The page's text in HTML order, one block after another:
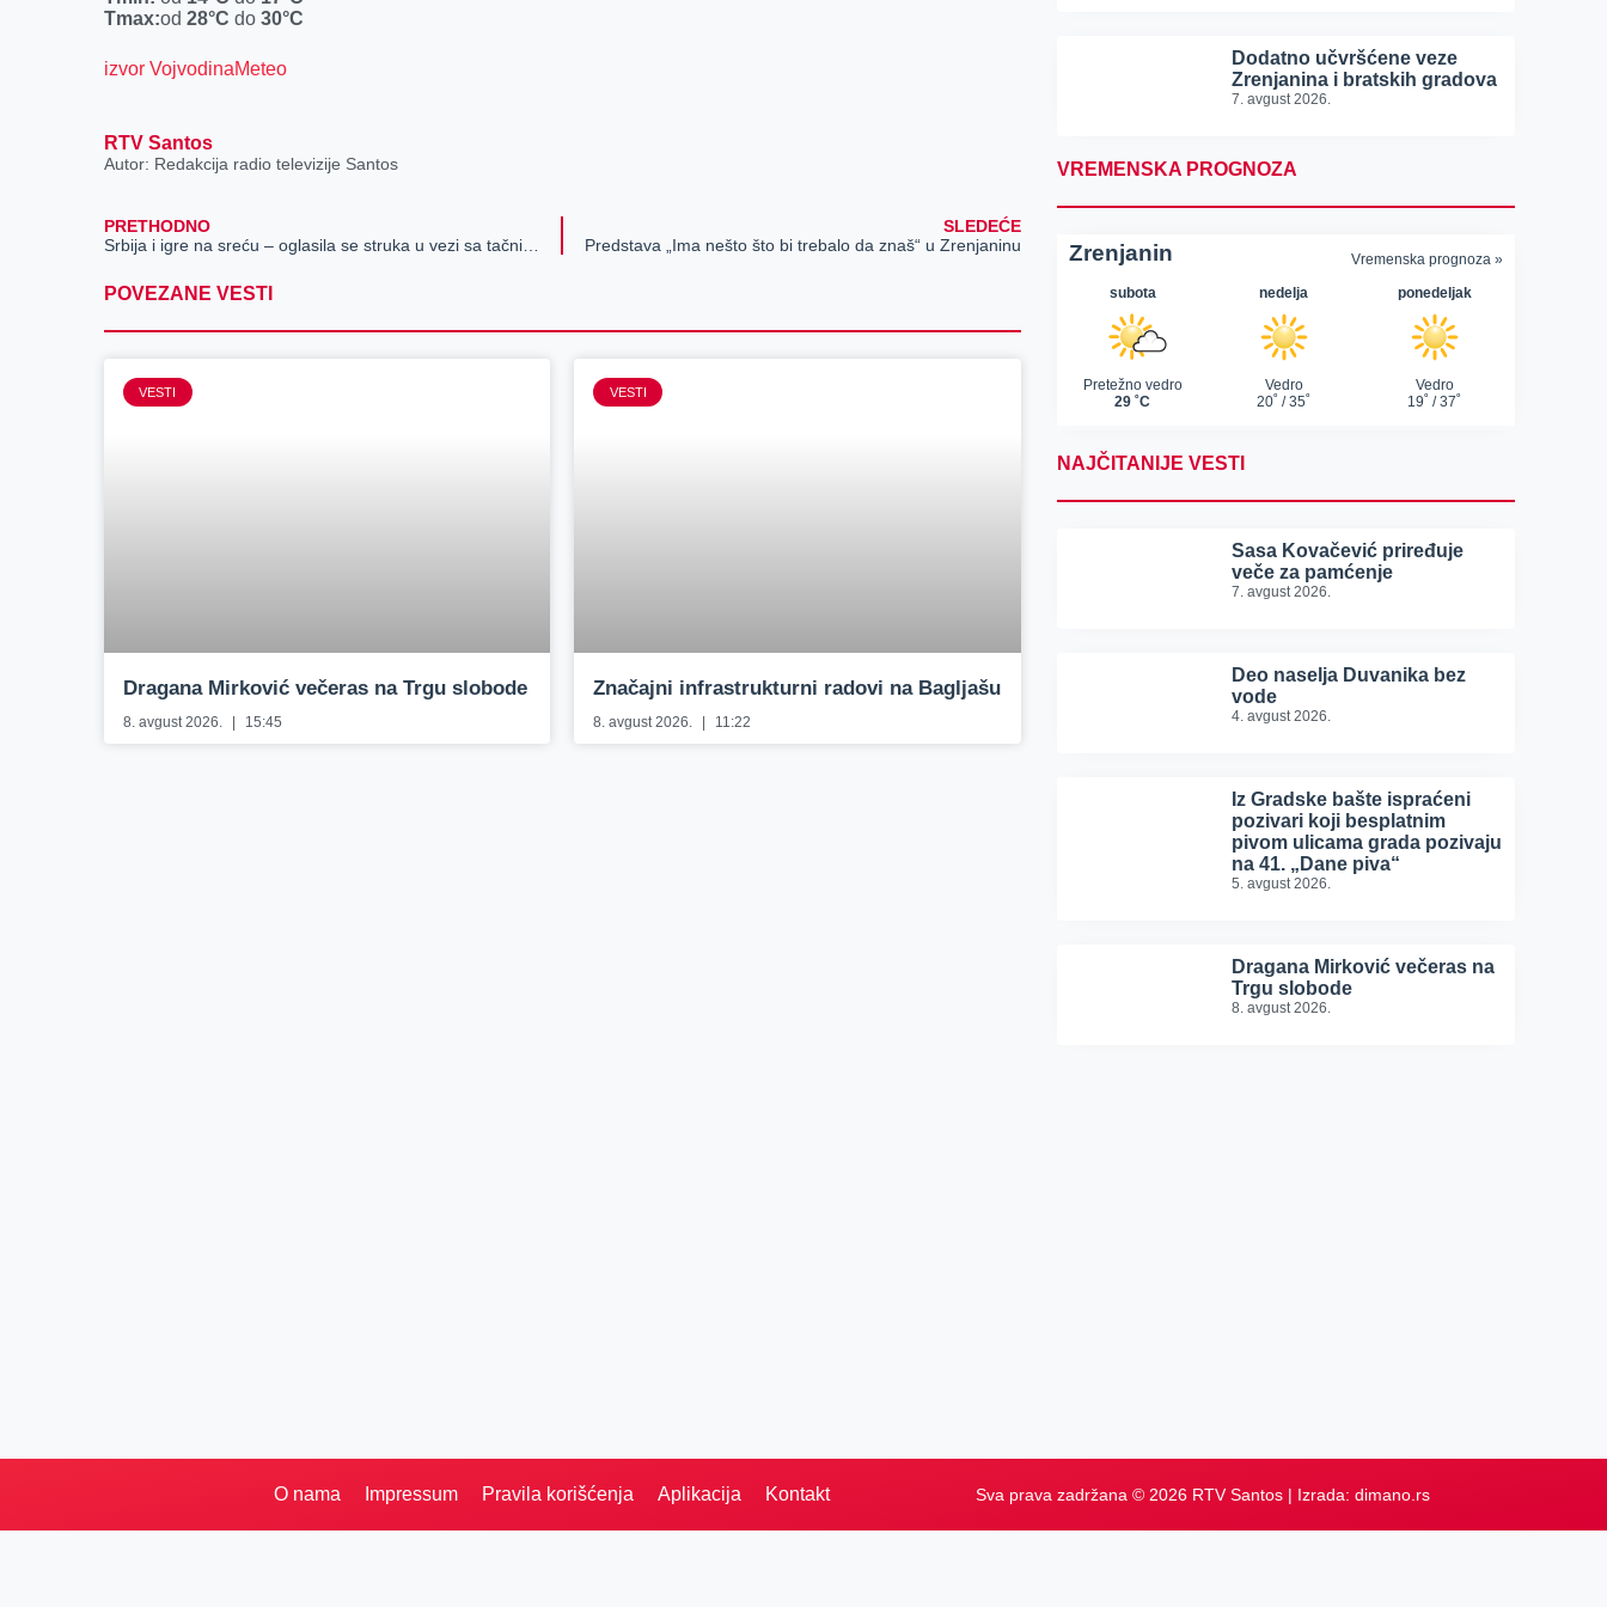
Tmax:od28°C do30°C
izvor VojvodinaMeteo
RTV Santos
Autor: Redakcija radio televizije Santos
PRETHODNO
SLEDEĆE
Predstava „Ima nešto što bi trebalo da znaš“ u Zrenjaninu
POVEZANE VESTI
VESTI
Dragana Mirković večeras na Trgu slobode
8. avgust 2026. 15:45
VESTI
Značajni infrastrukturni radovi na Bagljašu
8. avgust 2026. 11:22
Dodatno učvršćene veze
Zrenjanina i bratskih gradova
7. avgust 2026.
VREMENSKA PROGNOZA
NAJČITANIJE VESTI
Sasa Kovačević priređuje
veče za pamćenje
7. avgust 2026.
Deo naselja Duvanika bez
vode
4. avgust 2026.
Iz Gradske bašte ispraćeni
pozivari koji besplatnim
pivom ulicama grada pozivaju
na 41. „Dane piva“
5. avgust 2026.
Dragana Mirković večeras na
Trgu slobode
8. avgust 2026.
O nama Impressum Pravila korišćenja Aplikacija Kontakt Sva prava zadržana © 2026 RTV Santos | Izrada: dimano.rs